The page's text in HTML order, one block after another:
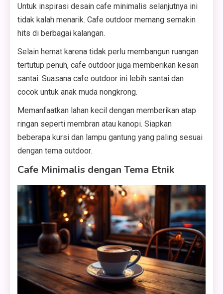
Untuk inspirasi desain cafe minimalis selanjutnya ini
tidak kalah menarik. Cafe outdoor memang semakin
hits di berbagai kalangan.
Selain hemat karena tidak perlu membangun ruangan
tertutup penuh, cafe outdoor juga memberikan kesan
santai. Suasana cafe outdoor ini lebih santai dan
cocok untuk anak muda nongkrong.
Memanfaatkan lahan kecil dengan memberikan atap
ringan seperti membran atau kanopi. Siapkan
beberapa kursi dan lampu gantung yang paling sesuai
dengan tema outdoor.
Cafe Minimalis dengan Tema Etnik